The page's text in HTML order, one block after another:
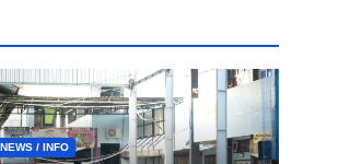
NEWS / INFO